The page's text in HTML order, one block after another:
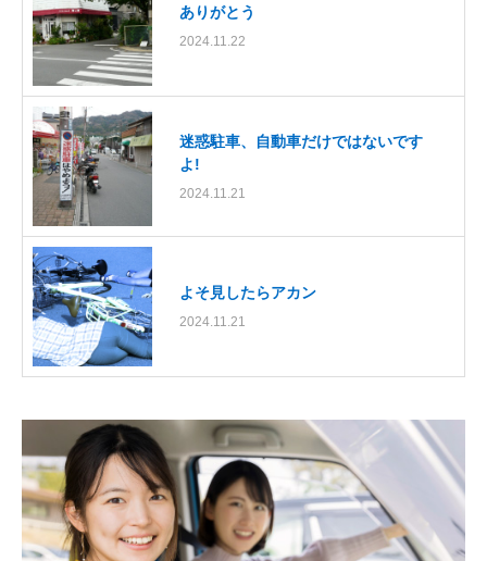
ありがとう
2024.11.22
迷惑駐車、自動車だけではないです
よ!
2024.11.21
よそ見したらアカン
2024.11.21